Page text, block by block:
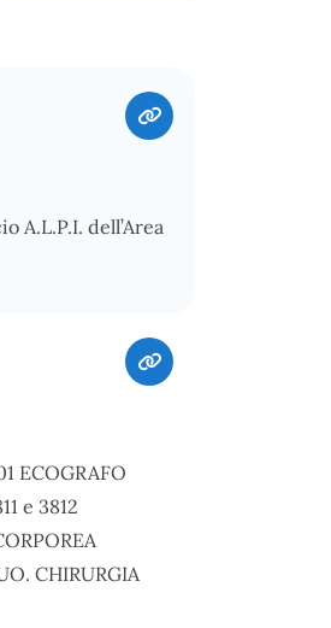
A.L.P.I. dell’Area
ECOGRAFO
e 3812
CHIRURGIA